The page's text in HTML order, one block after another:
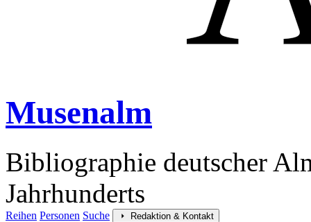
Musenalm
Bibliographie deutscher
Jahrhunderts
Reihen Personen Suche Redaktion & Kontakt